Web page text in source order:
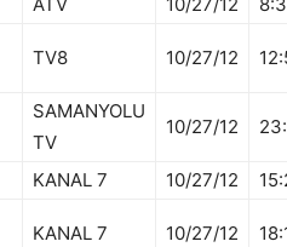
TV8 10/27/12
SAMANYOLU
TV
10/27/12
KANAL 7 10/27/12
KANAL 7 10/27/12